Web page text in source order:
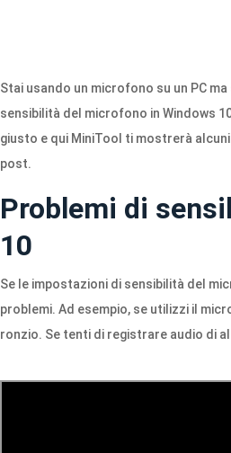
Stai usando un microfono su un PC
sensibilità del microfono in Windows
giusto e qui MiniTool ti mostrerà
post.
Problemi di
10
Se le impostazioni di sensibilità del
problemi. Ad esempio, se utilizzi il
ronzio. Se tenti di registrare audio di